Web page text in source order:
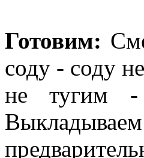
Готовим:
соду - соду
не тугим